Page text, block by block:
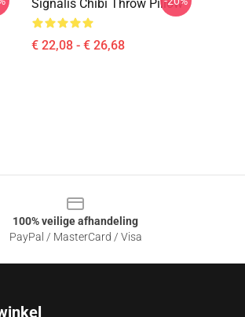
Signalis Chibi Throw Pillow
€ 22,08 - € 26,68
100% veilige afhandeling
PayPal / MasterCard / Visa